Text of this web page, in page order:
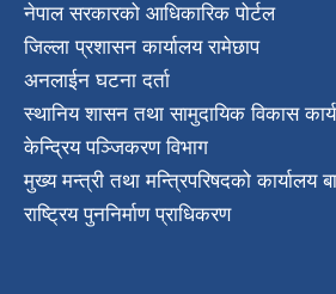
नेपाल सरकारको आधिकारिक पोर्टल
जिल्ला प्रशासन कार्यालय रामेछाप
अनलाईन घटना दर्ता
स्थानिय शासन तथा सामुदायिक विकास
केन्द्रिय पञ्जिकरण विभाग
मुख्य मन्त्री तथा मन्त्रिपरिषदको कार्यालय
राष्ट्रिय पुननिर्माण प्राधिकरण